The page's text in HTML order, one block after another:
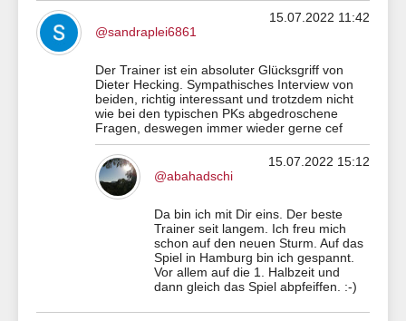
15.07.2022 11:42
@sandraplei6861
Der Trainer ist ein absoluter Glücksgriff von
Dieter Hecking. Sympathisches Interview von
beiden, richtig interessant und trotzdem nicht
wie bei den typischen PKs abgedroschene
Fragen, deswegen immer wieder gerne cef
15.07.2022 15:12
@abahadschi
Da bin ich mit Dir eins. Der beste
Trainer seit langem. Ich freu mich
schon auf den neuen Sturm. Auf das
Spiel in Hamburg bin ich gespannt.
Vor allem auf die 1. Halbzeit und
dann gleich das Spiel abpfeiffen. :-)